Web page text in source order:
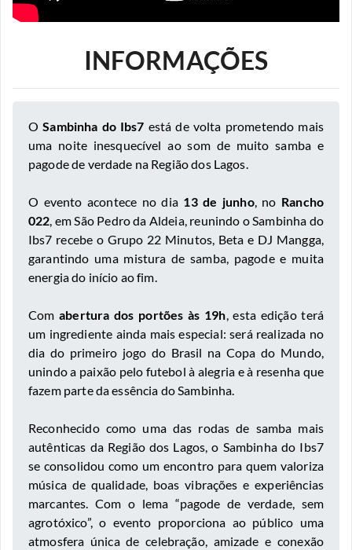
INFORMAÇÕES
OSambinha do Ibs7 está de volta prometendo mais
uma noite inesquecível ao som de muito samba e
pagode de verdade na Região dos Lagos.
O evento acontece no dia 13 de junho, no Rancho
022, em São Pedro da Aldeia, reunindo o Sambinha do
Ibs7 recebe o Grupo 22 Minutos, Beta e DJ Mangga,
garantindo uma mistura de samba, pagode e muita
energia do início ao fim.
Comabertura dos portões às 19h, esta edição terá
um ingrediente ainda mais especial: será realizada no
dia do primeiro jogo do Brasil na Copa do Mundo,
unindo a paixão pelo futebol à alegria e à resenha que
fazem parte da essência do Sambinha.
Reconhecido como uma das rodas de samba mais
autênticas da Região dos Lagos, o Sambinha do Ibs7
se consolidou como um encontro para quem valoriza
música de qualidade, boas vibrações e experiências
marcantes. Com o lema “pagode de verdade, sem
agrotóxico”, o evento proporciona ao público uma
atmosfera única de celebração, amizade e conexão